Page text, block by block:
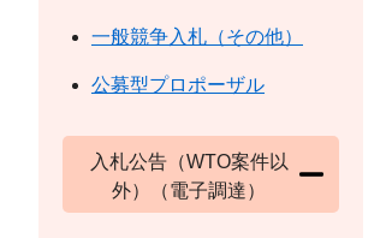
一般競争入札（その他）
公募型プロポーザル
入札公告（WTO案件以
外）（電子調達）